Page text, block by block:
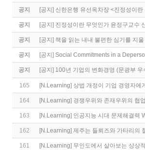
공지 [공지 ] 신한은행 유선옥차장 <진정성이란
공지 [공지 ] 진정성이란 무엇인가 윤정구교수
공지 [공지 ] 책을 읽는 내내 불편한 심기를 지
공지 [공지 ] Social Commitments in a
공지 [공지 ] 100년 기업의 변화경영 (문광부
165 [N.Learning] 상법 개정이 기업 경영자
164 [N.Learning] 경쟁우위와 존재우위의 협
163 [N.Learning] 인공지능 시대 문제해결력
162 [N.Learning] 제주는 들뢰즈와 가타리의
161 [N.Learning] 무인도에서 살아보는 상상